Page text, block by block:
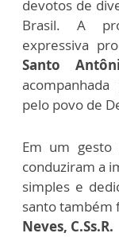
devotos de
Brasil. A
expressiva
Santo
pelo povo de
Em um gesto
conduziram a
simples e
santo também
Neves, C.Ss.R.